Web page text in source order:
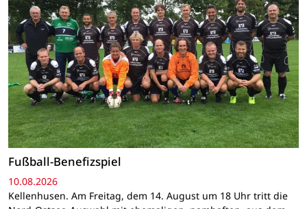
Fußball-Benefizspiel
10.08.2026
Kellenhusen. Am Freitag, dem 14. August um 18 Uhr tritt die